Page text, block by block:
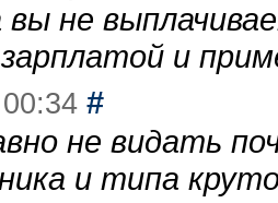
не
и
#
не видать
и типа